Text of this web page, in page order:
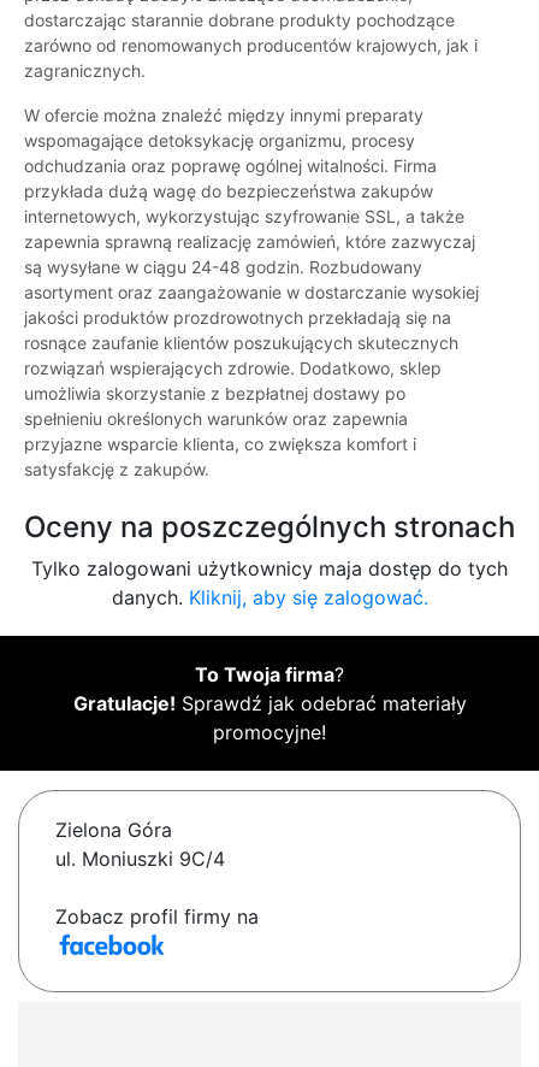
dostarczając starannie dobrane produkty pochodzące
zarówno od renomowanych producentów krajowych, jak i
zagranicznych.
W ofercie można znaleźć między innymi preparaty
wspomagające detoksykację organizmu, procesy
odchudzania oraz poprawę ogólnej witalności. Firma
przykłada dużą wagę do bezpieczeństwa zakupów
internetowych, wykorzystując szyfrowanie SSL, a także
zapewnia sprawną realizację zamówień, które zazwyczaj
są wysyłane w ciągu 24-48 godzin. Rozbudowany
asortyment oraz zaangażowanie w dostarczanie wysokiej
jakości produktów prozdrowotnych przekładają się na
rosnące zaufanie klientów poszukujących skutecznych
rozwiązań wspierających zdrowie. Dodatkowo, sklep
umożliwia skorzystanie z bezpłatnej dostawy po
spełnieniu określonych warunków oraz zapewnia
przyjazne wsparcie klienta, co zwiększa komfort i
satysfakcję z zakupów.
Oceny na poszczególnych stronach
Tylko zalogowani użytkownicy maja dostęp do tych
danych. Kliknij, aby się zalogować.
To Twoja firma?
Gratulacje! Sprawdź jak odebrać materiały
promocyjne!
Zielona Góra
ul. Moniuszki 9C/4
Zobacz profil firmy na